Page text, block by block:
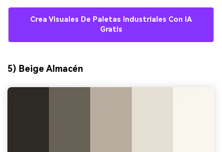
Crea Visuales De Paletas Industriales Con IA
Gratis
5) Beige Almacén